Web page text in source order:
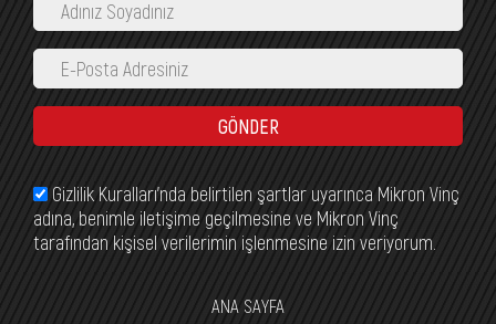
GÖNDER
Gizlilik Kuralları’nda belirtilen şartlar uyarınca Mikron Vinç
adına, benimle iletişime geçilmesine ve Mikron Vinç
tarafından kişisel verilerimin işlenmesine izin veriyorum.
ANA SAYFA